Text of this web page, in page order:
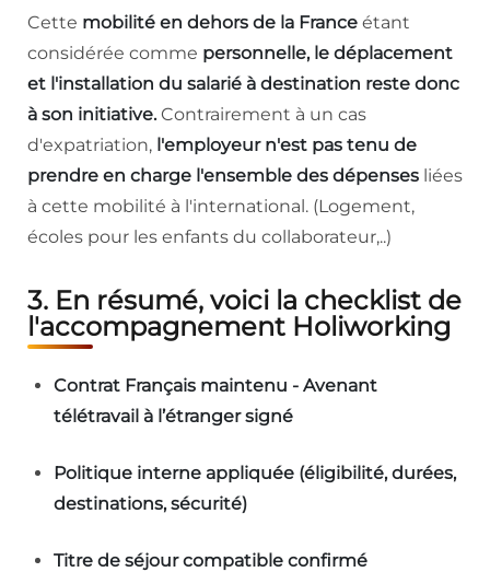
Cette mobilité en dehors de la France étant
considérée comme personnelle, le déplacement
et l'installation du salarié à destination reste donc
à son initiative.Contrairement à un cas
d'expatriation, l'employeur n'est pas tenu de
prendre en charge l'ensemble des dépenses liées
à cette mobilité à l'international. (Logement,
écoles pour les enfants du collaborateur,..)
3. En résumé, voici la checklist de
l'accompagnement Holiworking
Contrat Français maintenu - Avenant
télétravail à l’étranger signé
Politique interne appliquée (éligibilité, durées,
destinations, sécurité)
Titre de séjour compatible confirmé